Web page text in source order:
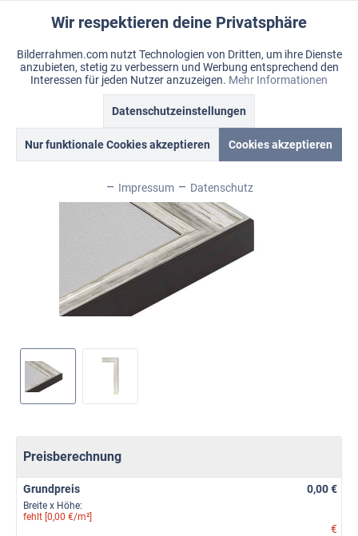
Warenkorb
Merkzettel Mein Konto
Menü
Lille
Preisberechnung
Grundpreis 0,00 €
Breite x Höhe:
fehlt [0,00 €/m²]
€
Funktionale Aktiv
Marketing Inaktiv
Inaktiv
Inaktiv
Wir respektieren deine Privatsphäre
Bilderrahmen.com nutzt Technologien von Dritten, um ihre Dienste
anzubieten, stetig zu verbessern und Werbung entsprechend den
Interessen für jeden Nutzer anzuzeigen. Mehr Informationen
Datenschutzeinstellungen
Nur funktionale Cookies akzeptieren Cookies akzeptieren
Impressum Datenschutz